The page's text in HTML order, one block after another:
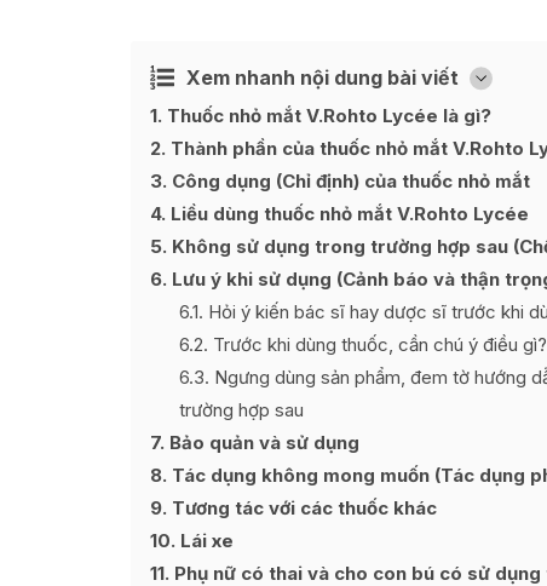
Xem nhanh nội dung bài viết [
Ẩn
1 Thuốc nhỏ mắt V.Rohto Lycée là gì?
2 Thành phần của thuốc nhỏ mắt V.Rohto
3 Công dụng (Chỉ định) của thuốc nhỏ mắt
4 Liều dùng thuốc nhỏ mắt V.Rohto Lycée
5 Không sử dụng trong trường hợp sau
6 Lưu ý khi sử dụng (Cảnh báo và thận
6.1 Hỏi ý kiến bác sĩ hay dược sĩ trước khi
6.2 Trước khi dùng thuốc, cần chú ý điều gì?
6.3 Ngưng dùng sản phẩm, đem tờ hướng
trường hợp sau
7 Bảo quản và sử dụng
8 Tác dụng không mong muốn (Tác dụng
9 Tương tác với các thuốc khác
10 Lái xe
11 Phụ nữ có thai và cho con bú có sử